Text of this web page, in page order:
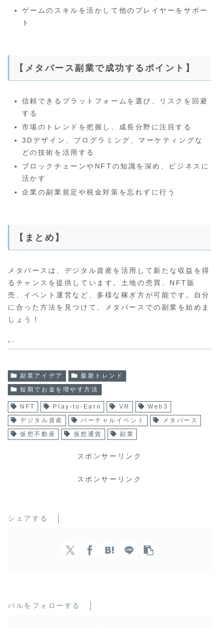
ゲームのスキルを活かして他のプレイヤーをサポー
ト
【メタバース副業で成功するポイント】
信頼できるプラットフォームを選び、リスクを回避
する
市場のトレンドを把握し、成長分野に注目する
3Dデザイン、プログラミング、マーケティングな
どの技術を活用する
ブロックチェーンやNFTの知識を深め、ビジネスに
活かす
企業の副業規定や税金対策を忘れずに行う
【まとめ】
メタバースは、デジタル資産を活用して新たな収益を得
るチャンスを提供しています。土地の売買、NFT販
売、イベント運営など、多様な稼ぎ方が可能です。自分
に合った方法を見つけて、メタバースでの副業を始めま
しょう！
“`
副業アイデア
最新トレンド
短期でお金を増やす方法
NFT Play-to-Earn VR
Web3
デジタル資産
バーチャルイベント
メタバース
仮想不動産
仮想通貨 副業
スポンサーリンク
スポンサーリンク
シェアする
パルをフォローする